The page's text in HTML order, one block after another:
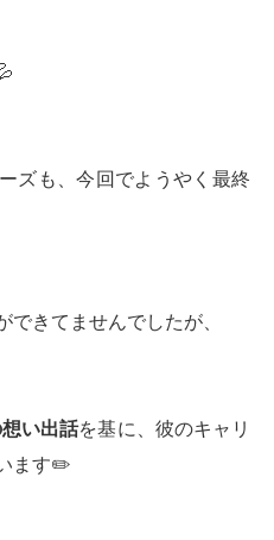
ズも、今回でようやく最終
きてませんでしたが、
い出話を基に、彼のキャリ
ます✏️